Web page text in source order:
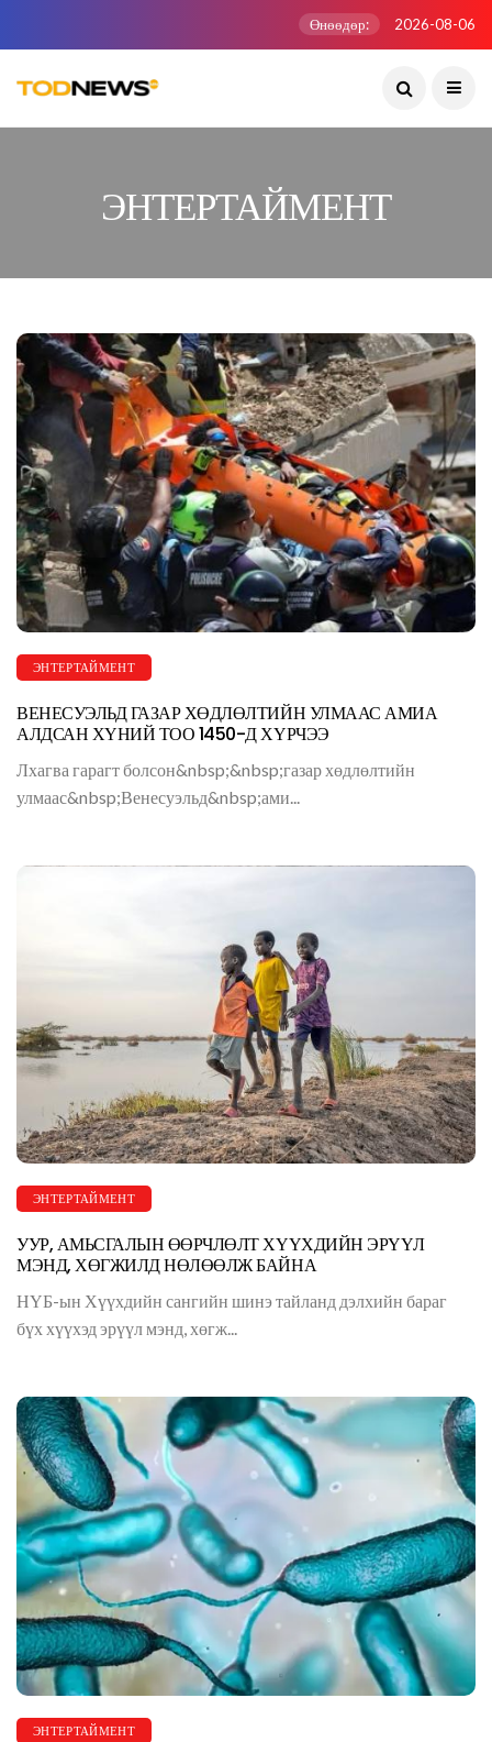
Өнөөдөр: 2026-08-06
ЭНТЕРТАЙМЕНТ
ЭНТЕРТАЙМЕНТ
ВЕНЕСУЭЛЬД ГАЗАР ХӨДЛӨЛТИЙН УЛМААС АМИА
АЛДСАН ХҮНИЙ ТОО 1450-Д ХҮРЧЭЭ
Лхагва гарагт болсон&nbsp;&nbsp;газар хөдлөлтийн
улмаас&nbsp;Венесуэльд&nbsp;ами...
ЭНТЕРТАЙМЕНТ
УУР, АМЬСГАЛЫН ӨӨРЧЛӨЛТ ХҮҮХДИЙН ЭРҮҮЛ
МЭНД, ХӨГЖИЛД НӨЛӨӨЛЖ БАЙНА
НҮБ-ын Хүүхдийн сангийн шинэ тайланд дэлхийн бараг
бүх хүүхэд эрүүл мэнд, хөгж...
ЭНТЕРТАЙМЕНТ